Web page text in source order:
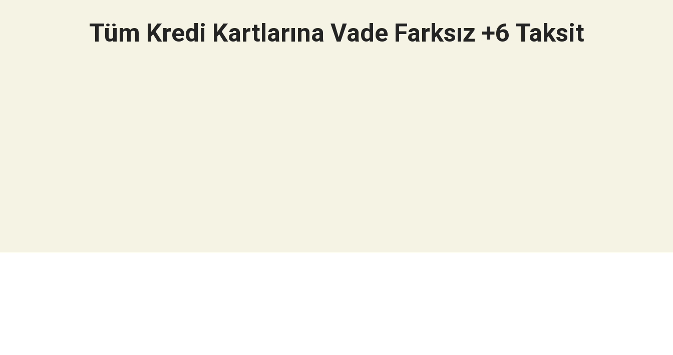
Tüm Kredi Kartlarına Vade Farksız +6 Taksit